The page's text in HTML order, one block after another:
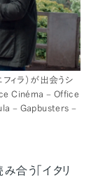
ィラ）が出会うシ
Cinéma – Office
– Gapbusters –
合う「イタリ